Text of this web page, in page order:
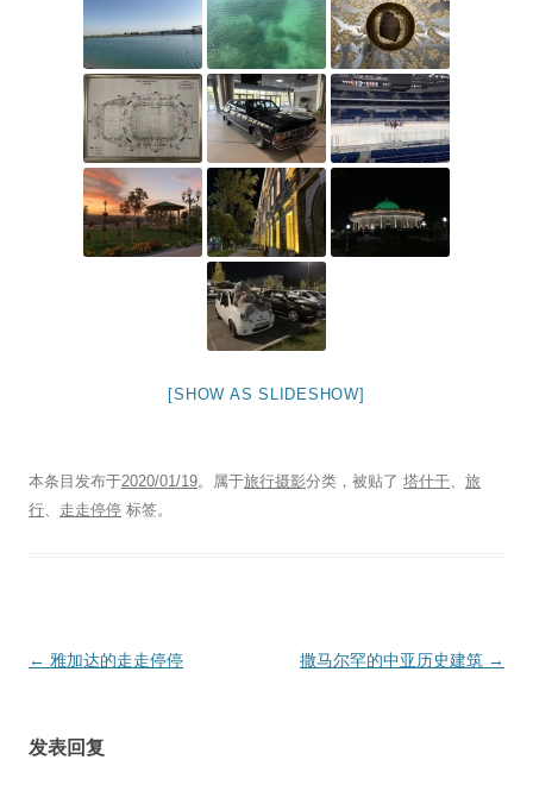
[SHOW AS SLIDESHOW]
本条目发布于2020/01/19。属于旅行摄影分类，被贴了 塔什干、 旅
行、 走走停停 标签。
文
航
← 雅加达的走走停停 撒马尔罕的中亚历史建筑 →
发表回复